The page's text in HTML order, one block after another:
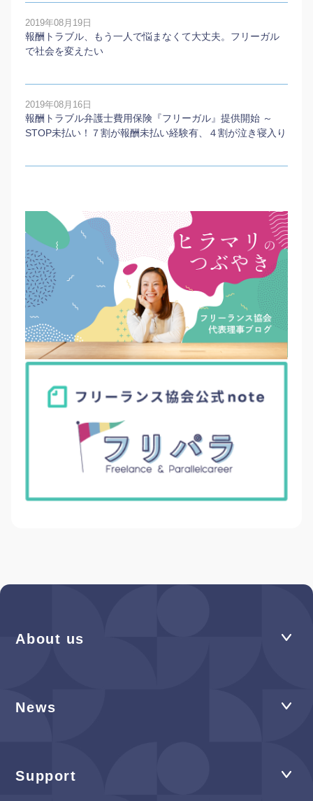
2019年08月19日
報酬トラブル、もう一人で悩まなくて大丈夫。フリーガル
で社会を変えたい
2019年08月16日
報酬トラブル弁護士費用保険『フリーガル』提供開始 ～
STOP未払い！７割が報酬未払い経験有、４割が泣き寝入り
About us
News
Support